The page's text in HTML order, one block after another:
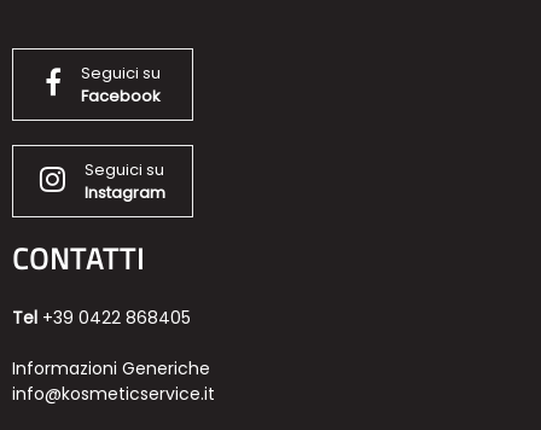
Seguici su
Facebook
Seguici su
Instagram
CONTATTI
Tel +39 0422 868405
Informazioni Generiche
info@kosmeticservice.it